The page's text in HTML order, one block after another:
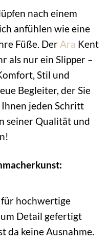
nach einem
anfühlen wie eine
Füße. DerAra Kent
als nur ein Slipper –
Stil und
Begleiter, der Sie
jeden Schritt
seiner Qualität und
hochwertige
Detail gefertigt
da keine Ausnahme.